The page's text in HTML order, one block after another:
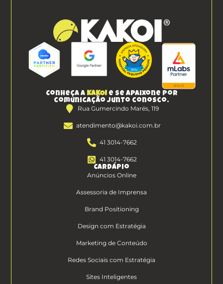
Conheça a KAKOI e se apaixone por
comunicação junto conosco.
Rua Gumercindo Marés, 119
atendimento@kakoi.com.br
41 3014-7662
41 3014-7662
Cardápio
Anúncios Online
Assessoria de Imprensa
Brand Positioning
Design com Estratégia
Marketing de Conteúdo
Redes Sociais com Estratégia
Sites Inteligentes